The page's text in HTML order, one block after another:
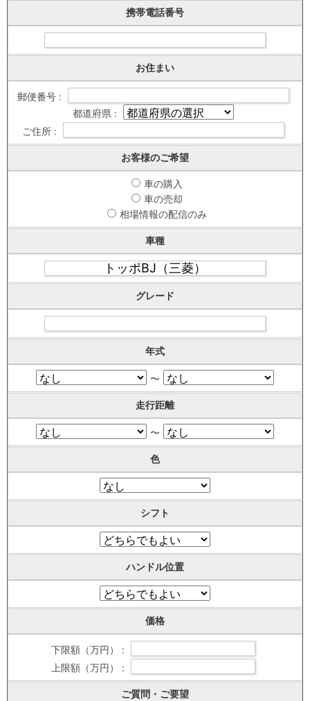
携帯電話番号
お住まい
郵便番号 :
都道府県 :
ご住所 :
お客様のご希望
車の購入
車の売却
相場情報の配信のみ
車種
グレード
年式
〜
走行距離
〜
色
シフト
ハンドル位置
価格
下限額（万円） :
上限額（万円） :
ご質問・ご要望